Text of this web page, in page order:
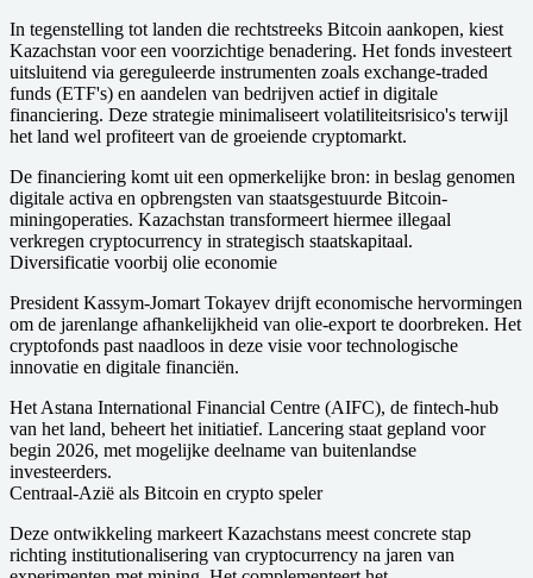
In tegenstelling tot landen die rechtstreeks Bitcoin aankopen, kiest
Kazachstan voor een voorzichtige benadering. Het fonds investeert
uitsluitend via gereguleerde instrumenten zoals exchange-traded
funds (ETF's) en aandelen van bedrijven actief in digitale
financiering. Deze strategie minimaliseert volatiliteitsrisico's terwijl
het land wel profiteert van de groeiende cryptomarkt.
De financiering komt uit een opmerkelijke bron: in beslag genomen
digitale activa en opbrengsten van staatsgestuurde Bitcoin-
miningoperaties. Kazachstan transformeert hiermee illegaal
verkregen cryptocurrency in strategisch staatskapitaal.
Diversificatie voorbij olie economie
President Kassym-Jomart Tokayev drijft economische hervormingen
om de jarenlange afhankelijkheid van olie-export te doorbreken. Het
cryptofonds past naadloos in deze visie voor technologische
innovatie en digitale financiën.
Het Astana International Financial Centre (AIFC), de fintech-hub
van het land, beheert het initiatief. Lancering staat gepland voor
begin 2026, met mogelijke deelname van buitenlandse
investeerders.
Centraal-Azië als Bitcoin en crypto speler
Deze ontwikkeling markeert Kazachstans meest concrete stap
richting institutionalisering van cryptocurrency na jaren van